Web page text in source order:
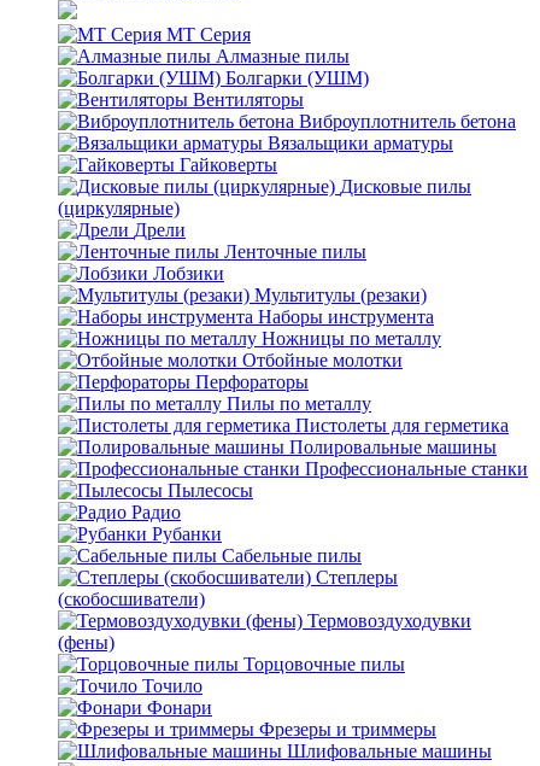
MT Серия
Алмазные пилы
Болгарки (УШМ)
Вентиляторы
Виброуплотнитель бетона
Вязальщики арматуры
Гайковерты
Дисковые пилы
(циркулярные)
Дрели
Ленточные пилы
Лобзики
Мультитулы (резаки)
Наборы инструмента
Ножницы по металлу
Отбойные молотки
Перфораторы
Пилы по металлу
Пистолеты для герметика
Полировальные машины
Профессиональные станки
Пылесосы
Радио
Рубанки
Сабельные пилы
Степлеры
(скобосшиватели)
Термовоздуходувки
(фены)
Торцовочные пилы
Точило
Фонари
Фрезеры и триммеры
Шлифовальные машины